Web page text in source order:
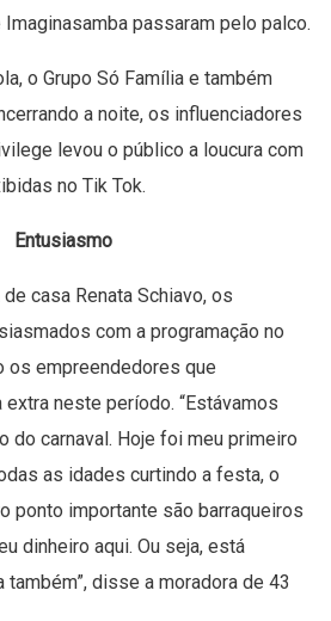
passaram pelo palco.
o Grupo Só Família e também
a noite, os influenciadores
levou o público a loucura com
no Tik Tok.
Entusiasmo
casa Renata Schiavo, os
com a programação no
os empreendedores que
neste período. “Estávamos
do carnaval. Hoje foi meu primeiro
as idades curtindo a festa, o
ponto importante são barraqueiros
dinheiro aqui. Ou seja, está
também”, disse a moradora de 43